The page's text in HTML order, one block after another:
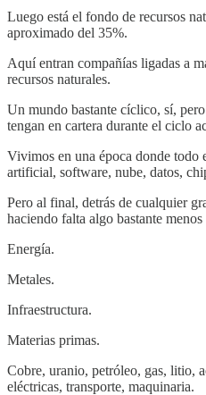
Luego está el fondo de recursos
aproximado del 35%.
Aquí entran compañías ligadas a
recursos naturales.
Un mundo bastante cíclico, sí,
tengan en cartera durante el ciclo
Vivimos en una época donde todo
artificial, software, nube, datos,
Pero al final, detrás de cualquier
haciendo falta algo bastante
Energía.
Metales.
Infraestructura.
Materias primas.
Cobre, uranio, petróleo, gas, litio,
eléctricas, transporte, maquinaria.